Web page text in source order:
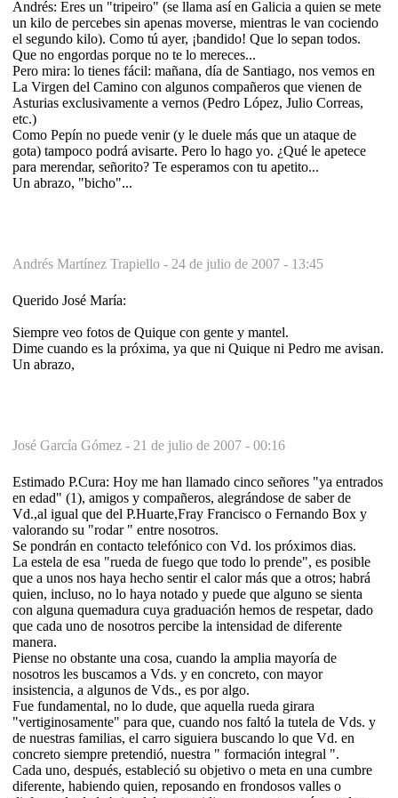
Andrés: Eres un "tripeiro" (se llama así en Galicia a quien se mete
un kilo de percebes sin apenas moverse, mientras le van cociendo
el segundo kilo). Como tú ayer, ¡bandido! Que lo sepan todos.
Que no engordas porque no te lo mereces...
Pero mira: lo tienes fácil: mañana, día de Santiago, nos vemos en
La Virgen del Camino con algunos compañeros que vienen de
Asturias exclusivamente a vernos (Pedro López, Julio Correas,
etc.)
Como Pepín no puede venir (y le duele más que un ataque de
gota) tampoco podrá avisarte. Pero lo hago yo. ¿Qué le apetece
para merendar, señorito? Te esperamos con tu apetito...
Un abrazo, "bicho"...
Andrés Martínez Trapiello - 24 de julio de 2007 - 13:45
Querido José María:
Siempre veo fotos de Quique con gente y mantel.
Dime cuando es la próxima, ya que ni Quique ni Pedro me avisan.
Un abrazo,
José García Gómez - 21 de julio de 2007 - 00:16
Estimado P.Cura: Hoy me han llamado cinco señores "ya entrados
en edad" (1), amigos y compañeros, alegrándose de saber de
Vd.,al igual que del P.Huarte,Fray Francisco o Fernando Box y
valorando su "rodar " entre nosotros.
Se pondrán en contacto telefónico con Vd. los próximos dias.
La estela de esa "rueda de fuego que todo lo prende", es posible
que a unos nos haya hecho sentir el calor más que a otros; habrá
quien, incluso, no lo haya notado y puede que alguno se sienta
con alguna quemadura cuya graduación hemos de respetar, dado
que cada uno de nosotros percibe la intensidad de diferente
manera.
Piense no obstante una cosa, cuando la amplia mayoría de
nosotros les buscamos a Vds. y en concreto, con mayor
insistencia, a algunos de Vds., es por algo.
Fue fundamental, no lo dude, que aquella rueda girara
"vertiginosamente" para que, cuando nos faltó la tutela de Vds. y
de nuestras familias, el carro siguiera buscando lo que Vd. en
concreto siempre pretendió, nuestra " formación integral ".
Cada uno, después, estableció su objetivo o meta en una cumbre
diferente, habiendo quien, reposando en frondosos valles o